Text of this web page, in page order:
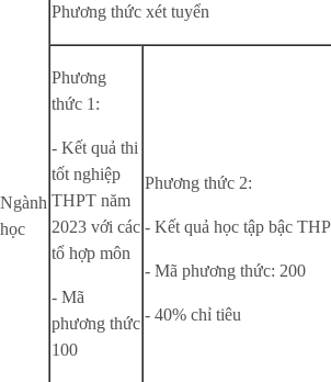
Ngành
học
Phương thức xét tuyển
Phương
thức 1:
- Kết quả thi
tốt nghiệp
THPT năm
2023 với các
tổ hợp môn
- Mã
phương thức
100
Phương thức 2:
- Kết quả học tập bậc
- Mã phương thức: 200
- 40% chỉ tiêu